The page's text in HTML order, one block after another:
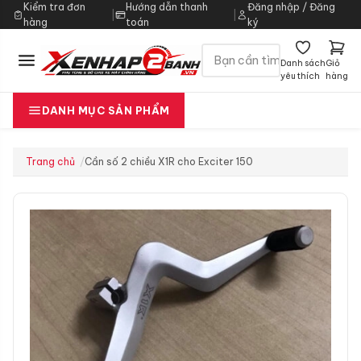
Kiểm tra đơn
hàng
|
Hướng dẫn thanh
toán
Đăng nhập / Đăng
ký
Danh sách
yêu thích
Giỏ
hàng
DANH MỤC SẢN PHẨM
Trang chủ Cần số 2 chiều X1R cho Exciter 150